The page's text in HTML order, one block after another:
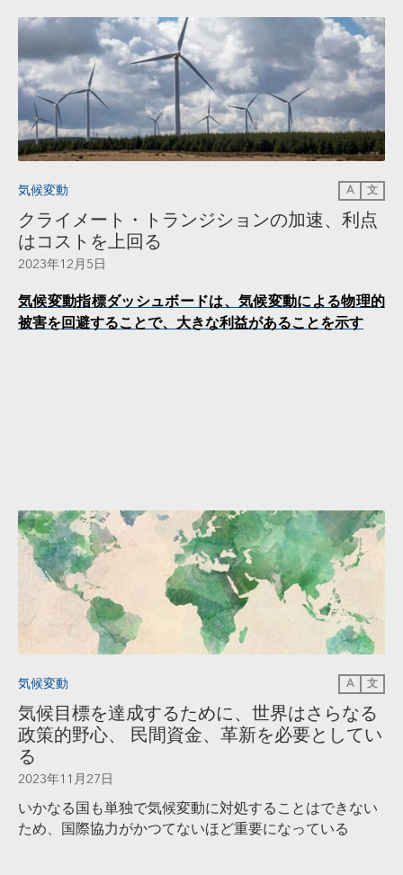
気候変動 A 文
クライメート・トランジションの加速、利点
はコストを上回る
2023年12月5日
気候変動指標ダッシュボードは、気候変動による物理的
被害を回避することで、大きな利益があることを示す
気候変動 A 文
気候目標を達成するために、世界はさらなる
政策的野心、 民間資金、革新を必要としてい
る
2023年11月27日
いかなる国も単独で気候変動に対処することはできない
ため、国際協力がかつてないほど重要になっている